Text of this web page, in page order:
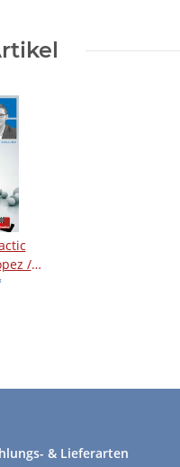
/
DVD
& Lieferarten